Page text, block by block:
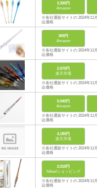
3,300円
Amazon
※各社通販サイトの 2024年11
込価格
369円
Amazon
※各社通販サイトの 2024年11
込価格
2,970円
楽天市場
※各社通販サイトの 2024年11
込価格
5,940円
Amazon
※各社通販サイトの 2024年11
込価格
4,180円
楽天市場
※各社通販サイトの 2024年11
込価格
2,010円
Yahoo!ショッピング
※各社通販サイトの 2024年11
込価格